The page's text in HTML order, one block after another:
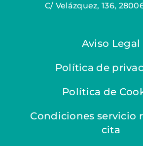
C/ Velázquez, 136,
Aviso Legal
Política de
Política de
Condiciones servicio
cita